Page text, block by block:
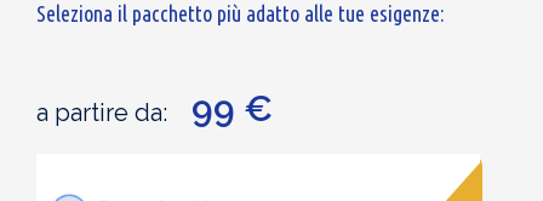
Seleziona il pacchetto più adatto alle tue esigenze:
a partire da: 99 €